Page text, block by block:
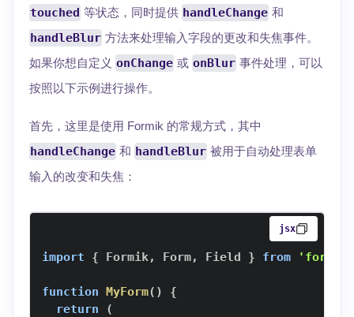
touched 等状态，同时提供 handleChange 和
handleBlur 方法来处理输入字段的更改和失焦事件。
如果你想自定义 onChange 或 onBlur 事件处理，可以
按照以下示例进行操作。
首先，这里是使用 Formik 的常规方式，其中
handleChange 和 handleBlur 被用于自动处理表单
输入的改变和失焦：
jsx
import { Formik, Form, Field } from 'formik'
function MyForm( )
{
return
(